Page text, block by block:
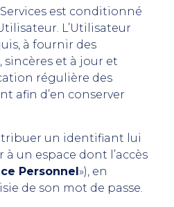
Services est conditionné
L’Utilisateur
à fournir des
et à jour et
régulière des
afin d’en conserver
un identifiant lui
un espace dont l’accès
Personnel»), en
de son mot de passe.